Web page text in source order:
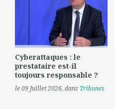
Cyberattaques : le
prestataire est-il
toujours responsable ?
le 09 Juillet 2026, dans Tribunes